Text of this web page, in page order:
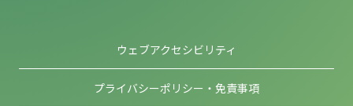
ウェブアクセシビリティ
プライバシーポリシー・免責事項